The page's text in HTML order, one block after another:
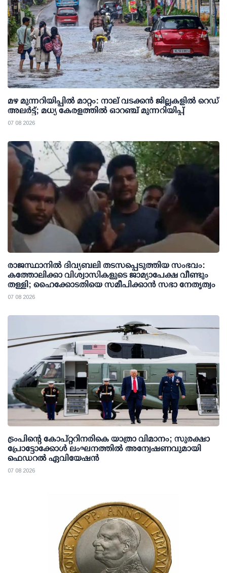
മഴ മുന്നറിയിപ്പില്‍ മാറ്റം: നാല് വടക്കന്‍ ജില്ലകളില്‍ റെഡ്
അലര്‍ട്ട്; മധ്യ കേരളത്തില്‍ ഓറഞ്ച് മുന്നറിയിപ്പ്
07 08 2026
രാജസ്ഥാനിൽ ദിവ്യബലി തടസപ്പെടുത്തിയ സംഭവം:
കത്തോലിക്കാ വിശ്വാസികളുടെ ജാമ്യാപേക്ഷ വീണ്ടും
തള്ളി; ഹൈക്കോടതിയെ സമീപിക്കാൻ സഭാ നേതൃത്വം
07 08 2026
ട്രംപിന്റെ കോപ്റ്ററിനരികെ യാത്രാ വിമാനം; സുരക്ഷാ
പ്രോട്ടോക്കോള്‍ ലംഘനത്തില്‍ അന്വേഷണവുമായി
ഫെഡറല്‍ ഏവിയേഷന്‍
07 08 2026